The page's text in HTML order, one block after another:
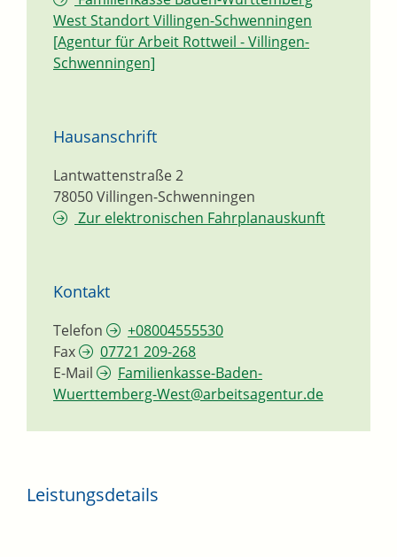
West Standort Villingen-Schwenningen
[Agentur für Arbeit Rottweil - Villingen-
Schwenningen]
Hausanschrift
Lantwattenstraße 2
78050Villingen-Schwenningen
Zur elektronischen Fahrplanauskunft
Kontakt
Telefon
+08004555530
Fax
07721 209-268
E-Mail
Familienkasse-Baden-
Wuerttemberg-West@arbeitsagentur.de
Leistungsdetails